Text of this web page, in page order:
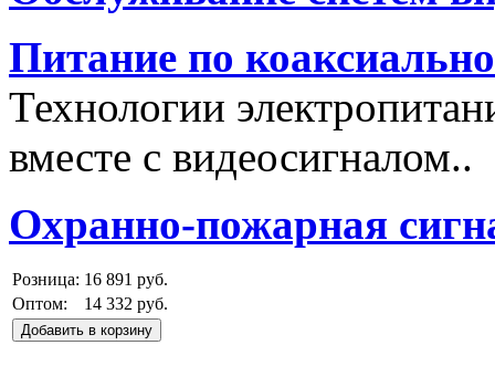
Питание по
Технологии
вместе с видеосигналом..
Охранно-пожарная
Розница: 16 891 руб.
Оптом:
14 332 руб.
Добавить в корзину